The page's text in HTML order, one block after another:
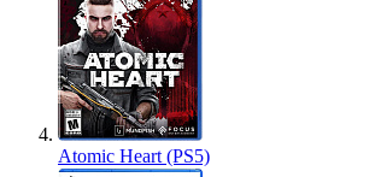
Atomic Heart (PS5)